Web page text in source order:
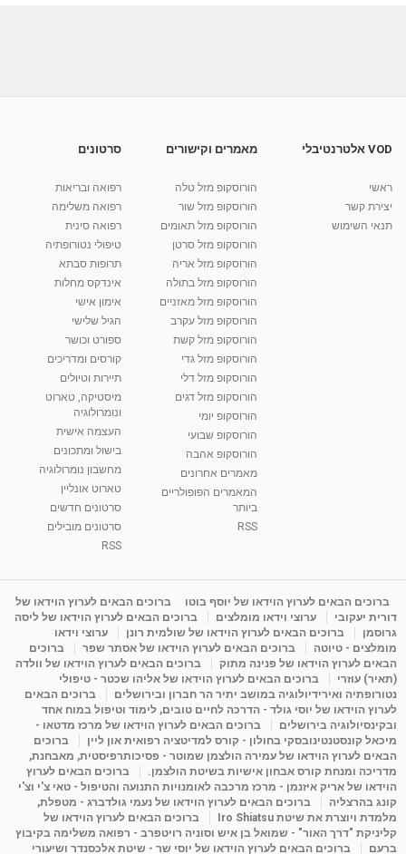
VOD אלטרנטיבלי
ראשי
יצירת קשר
תנאי השימוש
מאמרים וקישורים
הורוסקופ מזל טלה
הורוסקופ מזל שור
הורוסקופ מזל תאומים
הורוסקופ מזל סרטן
הורוסקופ מזל אריה
הורוסקופ מזל בתולה
הורוסקופ מזל מאזניים
הורוסקופ מזל עקרב
הורוסקופ מזל קשת
הורוסקופ מזל גדי
הורוסקופ מזל דלי
הורוסקופ מזל דגים
הורוסקופ יומי
הורוסקופ שבועי
הורוסקופ אהבה
מאמרים אחרונים
המאמרים הפופולריים
ביותר
RSS
סרטונים
רפואה ובריאות
רפואה משלימה
רפואה סינית
טיפולי נטורופתיה
תרופות סבתא
אינדקס מחלות
אימון אישי
הגיל שלישי
ספורט וכושר
קורסים ומדריכים
תיירות וטיולים
מיסטיקה, טארוט
ונומרולוגיה
העצמה אישית
בישול ומתכונים
מחשבון נומרולוגיה
טארוט אונליין
סרטונים חדשים
סרטונים מובילים
RSS
ברוכים הבאים לערוץ הוידאו של יוסף בוטו
ברוכים הבאים לערוץ הוידאו של
דורית יעקובי
ערוצי וידאו מומלצים
ברוכים הבאים לערוץ הוידאו של ליסה
גרוסמן
ברוכים הבאים לערוץ הוידאו של שולמית רונן
ערוצי וידאו
מומלצים - טיוטה
ברוכים הבאים לערוץ הוידאו של אסתר שפר
ברוכים
הבאים לערוץ הוידאו של פנינה מתוק
ברוכים הבאים לערוץ הוידאו של וולדה
(תאיר) עוזרי
ברוכים הבאים לערוץ הוידאו של אליהו שכטר - טיפולי
נטורופתיה ואירידיולוגיה במושב יתיר הר חברון ובירושלים
ברוכים הבאים
לערוץ הוידאו של יוסי גולד - הדרכה לחיים טובים, לימוד וטיפול במוח אחד
ובקינסיולוגיה בירושלים
ברוכים הבאים לערוץ הוידאו של מרכז מדטאו -
מיכאל קונסטנטינובסקי בחולון - קורס למדיטציה רפואית און ליין
ברוכים
הבאים לערוץ הוידאו של עמירה הולצמן שמוטר - פסיכותרפיסטית, מאבחנת,
מדריכה ומנחת קורס אבחון אישיות בשיטת הולצמן.
ברוכים הבאים לערוץ
הוידאו של אריק איזנמן - מרכז מרכבה לאומנויות התנועה והטיפול - טאי צ'י וצ'י
קונג בהרצליה
ברוכים הבאים לערוץ הוידאו של נעמי גולדברג - מטפלת,
מלמדת ויוצרת את שיטת Iro Shiatsu
ברוכים הבאים לערוץ הוידאו של
קליניקת "דרך האור" - שמואל בן איש וסוניה רויטפרב - רפואה משלימה בקיבוץ
ברעם
ברוכים הבאים לערוץ הוידאו של יוסי שר - שיטת אלכסנדר ושיעורי